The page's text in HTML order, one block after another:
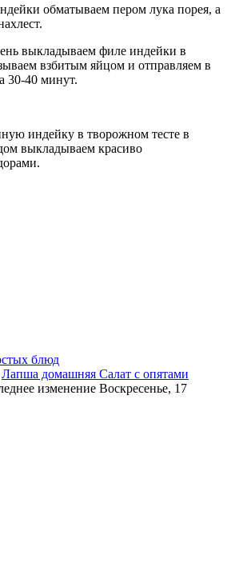
обматываем пером лука порея, а
выкладываем филе индейки в
взбитым яйцом и отправляем в
30-40 минут.
индейку в творожном тесте в
выкладываем красиво
блюд
Лапша домашняя Салат с опятами
изменение Воскресенье, 17